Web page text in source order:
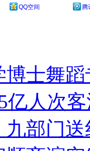
QQ空间
腾
士舞
亿人次
九部门